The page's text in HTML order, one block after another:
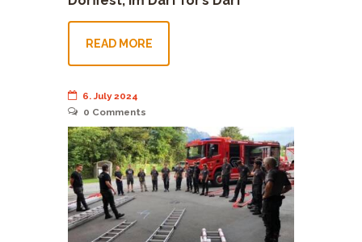
READ MORE
6. July 2024
0 Comments